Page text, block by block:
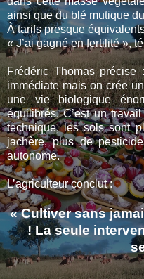
ainsi que du blé mutique
À tarifs presque
« J’ai gagné en fertilité »,
Frédéric Thomas précise
immédiate mais on crée
une vie biologique
équilibrés. C’est un
technique, les sols sont
jachère, plus de
autonome.
L’agriculteur conclut :
« Cultiver sans
! La seule